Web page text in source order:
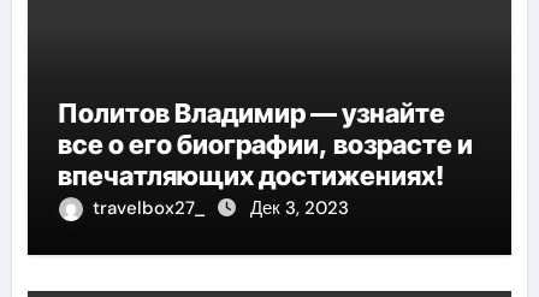
Политов Владимир — узнайте
все о его биографии, возрасте и
впечатляющих достижениях!
travelbox27_ Дек 3, 2023